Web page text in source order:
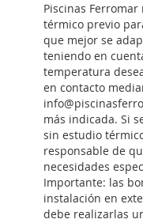
Piscinas
térmico previo
que mejor se
teniendo en
temperatura
en contacto
más indicada. Si
sin estudio
responsable de
necesidades
Importante: las
instalación en
debe realizarlas